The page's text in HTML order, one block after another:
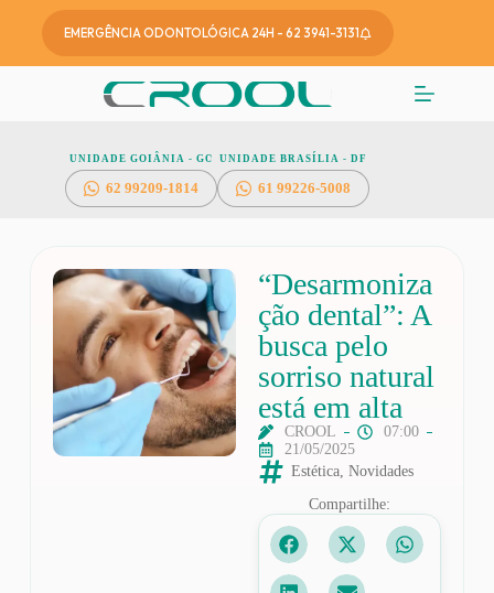
EMERGÊNCIA ODONTOLÓGICA 24H - 62 3941-3131
UNIDADE GOIÂNIA - GO
6299209-1814
UNIDADE BRASÍLIA - DF
61 99226-5008
“Desarmoniza
ção dental”: A
busca pelo
sorriso natural
está em alta
CROOL
07:00
21/05/2025
Estética, Novidades
Compartilhe: